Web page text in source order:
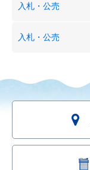
入札・公売
入札・公売